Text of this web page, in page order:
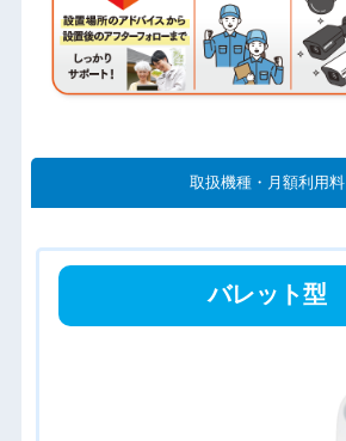
取扱機種・月額利用料
バレット型